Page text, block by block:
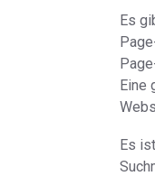
Es
Eine
Es